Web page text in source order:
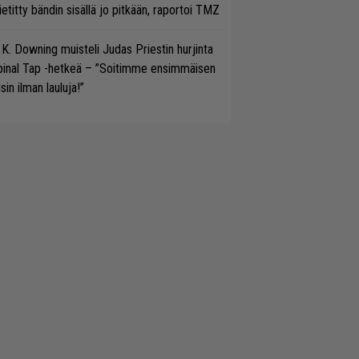
bändin sisällä jo pitkään, raportoi TMZ
K. Downing muisteli Judas Priestin hurjinta
Tap -hetkeä – ”Soitimme ensimmäisen
ilman lauluja!”